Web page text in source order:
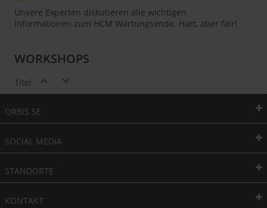
Unsere Experten diskutieren alle wichtigen
Informationen zum HCM Wartungsende. Hart, aber fair!
WORKSHOPS
Titel
ORBIS SE
SOCIAL MEDIA
STANDORTE
KONTAKT